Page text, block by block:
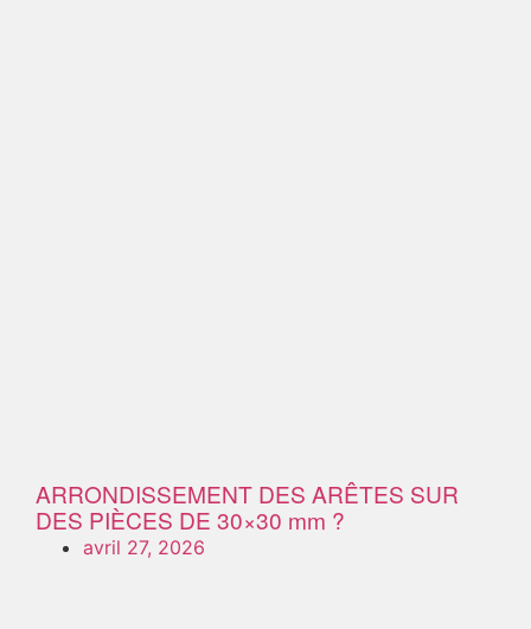
ARRONDISSEMENT DES ARÊTES SUR
DES PIÈCES DE 30×30 mm ?
avril 27, 2026